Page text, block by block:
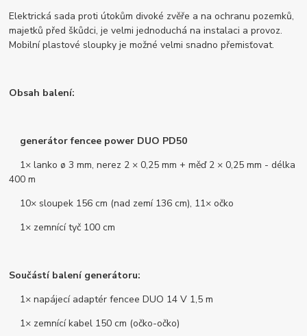
Elektrická sada proti útokům divoké zvěře a na ochranu pozemků,
majetků před škůdci, je velmi jednoduchá na instalaci a provoz.
Mobilní plastové sloupky je možné velmi snadno přemisťovat.
Obsah balení:
generátor fencee power DUO PD50
1× lanko ø 3 mm, nerez 2 × 0,25 mm + měď 2 × 0,25 mm - délka
400 m
10× sloupek 156 cm (nad zemí 136 cm), 11× očko
1× zemnící tyč 100 cm
Součástí balení generátoru:
1× napájecí adaptér fencee DUO 14 V 1,5 m
1× zemnící kabel 150 cm (očko-očko)